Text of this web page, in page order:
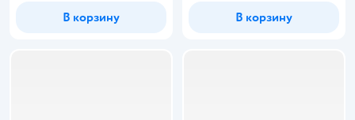
В корзину В корзину